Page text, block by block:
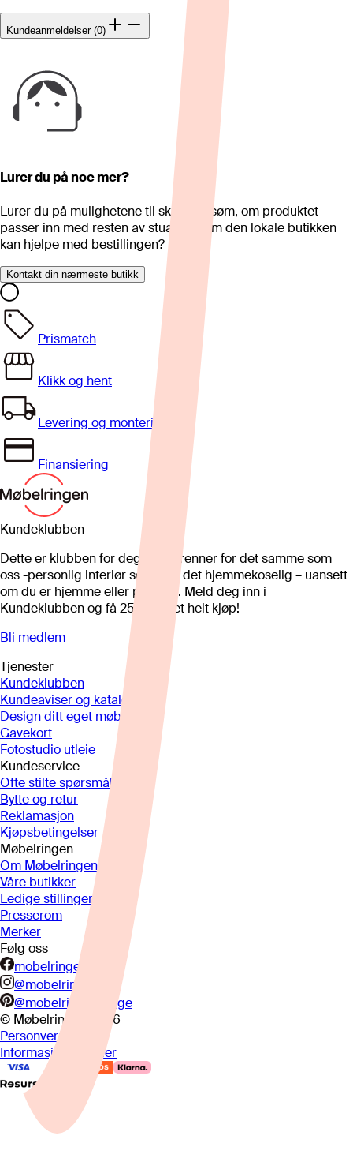
Kundeanmeldelser (0)
Lurer du på noe mer?
Lurer du på mulighetene til skreddersøm, om produktet
passer inn med resten av stua eller om den lokale butikken
kan hjelpe med bestillingen?
Kontakt din nærmeste butikk
Prismatch
Klikk og hent
Levering og montering
Finansiering
Kundeklubben
Dette er klubben for deg som brenner for det samme som
oss -personlig interiør som gjør det hjemmekoselig – uansett
om du er hjemme eller på hytta. Meld deg inn i
Kundeklubben og få 25%* på et helt kjøp!
Bli medlem
Tjenester
Kundeklubben
Kundeaviser og kataloger
Design ditt eget møbel
Gavekort
Fotostudio utleie
Kundeservice
Ofte stilte spørsmål
Bytte og retur
Reklamasjon
Kjøpsbetingelser
Møbelringen
Om Møbelringen
Våre butikker
Ledige stillinger
Presserom
Merker
Følg oss
mobelringen.no
@mobelringen
@mobelringennorge
© Møbelringen
2026
Personvern
Informasjonskapsler